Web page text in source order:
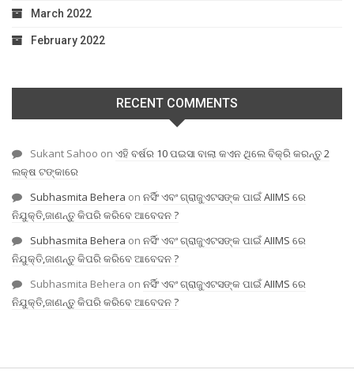
March 2022
February 2022
RECENT COMMENTS
Sukant Sahoo on ଏହି ବର୍ଷର 10 ପଇସା ବାଲା କଏନ ଥିଲେ ବିକ୍ରି କରନ୍ତୁ 2
ଲକ୍ଷ ଟଙ୍କାରେ
Subhasmita Behera on ନର୍ସିଂ ଏବଂ ଗ୍ରାଜୁଏଟସଙ୍କ ପାଇଁ AIIMS ରେ
ନିଯୁକ୍ତି,ଜାଣନ୍ତୁ କିପରି କରିବେ ଆବେଦନ ?
Subhasmita Behera on ନର୍ସିଂ ଏବଂ ଗ୍ରାଜୁଏଟସଙ୍କ ପାଇଁ AIIMS ରେ
ନିଯୁକ୍ତି,ଜାଣନ୍ତୁ କିପରି କରିବେ ଆବେଦନ ?
Subhasmita Behera on ନର୍ସିଂ ଏବଂ ଗ୍ରାଜୁଏଟସଙ୍କ ପାଇଁ AIIMS ରେ
ନିଯୁକ୍ତି,ଜାଣନ୍ତୁ କିପରି କରିବେ ଆବେଦନ ?